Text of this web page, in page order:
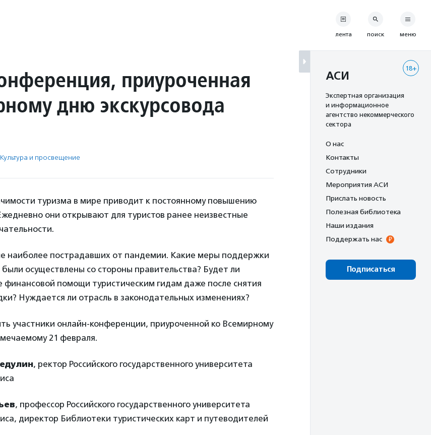
приуроченная
дню экскурсовода
Культура и просвещение
туризма в мире приводит к постоянному повышению
они открывают для туристов ранее неизвестные
наиболее пострадавших от пандемии. Какие меры поддержки
осуществлены со стороны правительства? Будет ли
финансовой помощи туристическим гидам даже после снятия
Нуждается ли отрасль в законодательных изменениях?
участники онлайн-конференции, приуроченной ко Всемирному
21 февраля.
, ректор Российского государственного университета
, профессор Российского государственного университета
директор Библиотеки туристических карт и путеводителей
лента поиск меню
18+
АСИ
Экспертная организация
и информационное
агентство некоммерческого
сектора
О нас
Контакты
Сотрудники
Мероприятия АСИ
Прислать новость
Полезная библиотека
Наши издания
Поддержать нас
Подписаться